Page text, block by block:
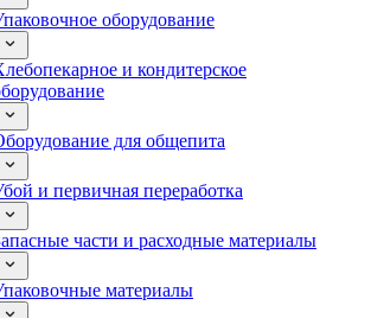
оборудование
и кондитерское
для общепита
и первичная переработка
части и расходные материалы
материалы